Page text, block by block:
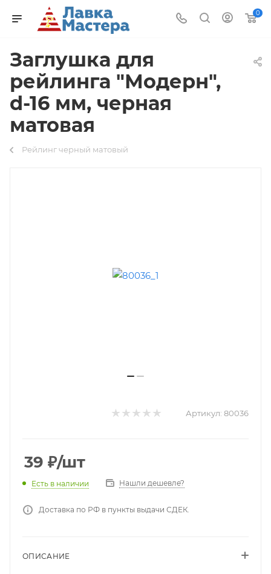
0
Заглушка для
рейлинга "Модерн",
d-16 мм, черная
матовая
Рейлинг черный матовый
Артикул: 80036
39 ₽/шт
Есть в наличии Нашли дешевле?
Доставка по РФ в пункты выдачи СДЕК.
ОПИСАНИЕ